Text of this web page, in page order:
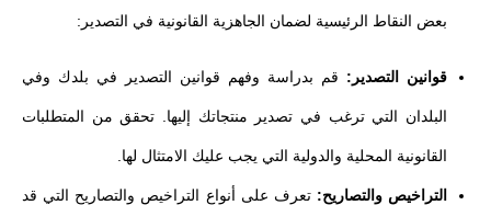
بعض النقاط الرئيسية لضمان الجاهزية القانونية في التصدير:
قوانين التصدير: قم بدراسة وفهم قوانين التصدير في بلدك وفي
البلدان التي ترغب في تصدير منتجاتك إليها. تحقق من المتطلبات
القانونية المحلية والدولية التي يجب عليك الامتثال لها.
التراخيص والتصاريح: تعرف على أنواع التراخيص والتصاريح التي قد